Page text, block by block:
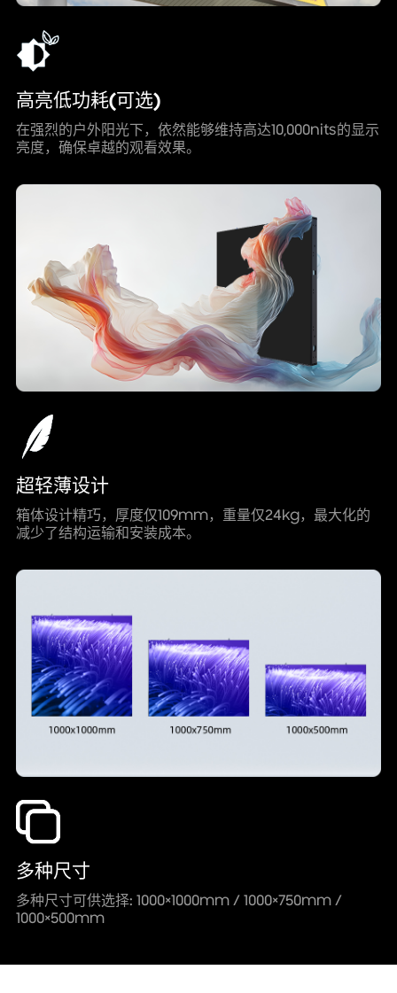
高亮低功耗(可选)
在强烈的户外阳光下，依然能够维持高达10,000nits的显示
亮度，确保卓越的观看效果。
超轻薄设计
箱体设计精巧，厚度仅109mm，重量仅24kg，最大化的
减少了结构运输和安装成本。
多种尺寸
多种尺寸可供选择: 1000×1000mm / 1000×750mm /
1000×500mm